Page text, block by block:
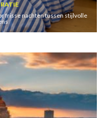
frisse nachten tussen stijlvolle